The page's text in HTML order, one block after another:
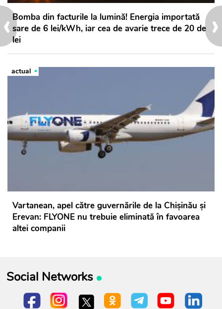
›
‹ Bomba din facturile la lumină! Energia importată
sare de 6 lei/kWh, iar cea de avarie trece de 20 de
lei
actual
Vartanean, apel către guvernările de la Chișinău și
Erevan: FLYONE nu trebuie eliminată în favoarea
altei companii
Social Networks